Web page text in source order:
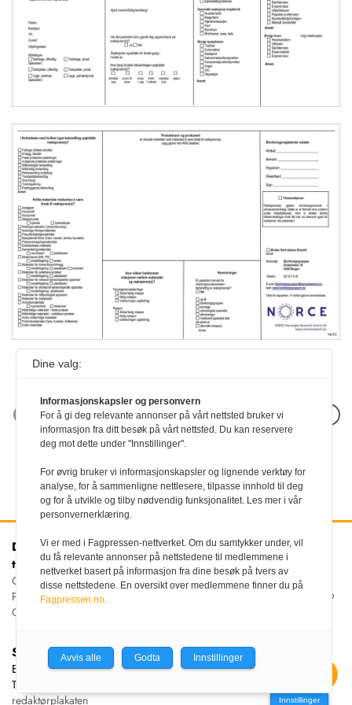
Neste artikkel
Den norske
tannlegeforenings Tidende
Christiania Torv 5, 0158 Oslo
Postboks 2073 Vika, 0125
OSLO
Kontakt oss
Tlf:22 54 74 00
E-post:
tidende@tannlegeforeningen.no
Sjefredaktør
Ellen Beate Dyvi
Tidende redigeres etter
redaktørplakaten
Innstillinger
Dine valg:
Informasjonskapsler og personvern
For å gi deg relevante annonser på vårt nettsted bruker vi
informasjon fra ditt besøk på vårt nettsted. Du kan reservere
deg mot dette under "Innstillinger".
For øvrig bruker vi informasjonskapsler og lignende verktøy for
analyse, for å sammenligne nettlesere, tilpasse innhold til deg
og for å utvikle og tilby nødvendig funksjonalitet. Les mer i vår
personvernerklæring.
Vi er med i Fagpressen-nettverket. Om du samtykker under, vil
du få relevante annonser på nettstedene til medlemmene i
nettverket basert på informasjon fra dine besøk på tvers av
disse nettstedene. En oversikt over medlemmene finner du på
Fagpressen.no.
Avvis alle Godta Innstillinger